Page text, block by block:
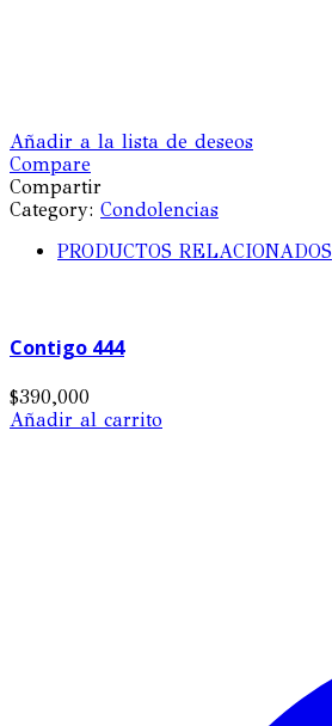
Añadir a la lista de deseos
Compare
Compartir
Category: Condolencias
PRODUCTOS RELACIONADOS
Contigo 444
$390,000
Añadir al carrito